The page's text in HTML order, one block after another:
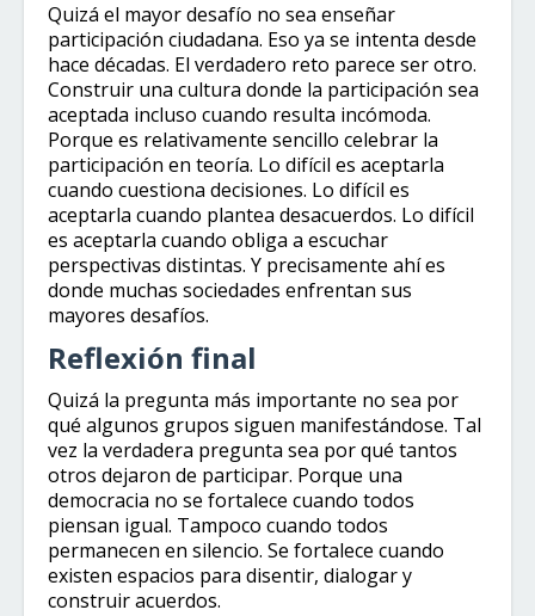
Quizá el mayor desafío no sea enseñar
participación ciudadana. Eso ya se intenta desde
hace décadas. El verdadero reto parece ser otro.
Construir una cultura donde la participación sea
aceptada incluso cuando resulta incómoda.
Porque es relativamente sencillo celebrar la
participación en teoría. Lo difícil es aceptarla
cuando cuestiona decisiones. Lo difícil es
aceptarla cuando plantea desacuerdos. Lo difícil
es aceptarla cuando obliga a escuchar
perspectivas distintas. Y precisamente ahí es
donde muchas sociedades enfrentan sus
mayores desafíos.
Reflexión final
Quizá la pregunta más importante no sea por
qué algunos grupos siguen manifestándose. Tal
vez la verdadera pregunta sea por qué tantos
otros dejaron de participar. Porque una
democracia no se fortalece cuando todos
piensan igual. Tampoco cuando todos
permanecen en silencio. Se fortalece cuando
existen espacios para disentir, dialogar y
construir acuerdos.